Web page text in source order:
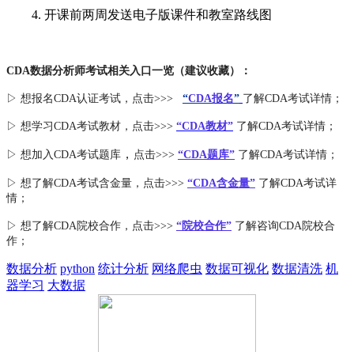
4. 开课前两周发送电子版课件和教室路线图
CDA数据分析师考试相关入口一览（建议收藏）：
▷ 想报名CDA认证考试，点击>>> “CDA报名” 了解CDA考试详情；
▷ 想学习CDA考试教材，点击>>> “CDA教材” 了解CDA考试详情；
▷ 想加入CDA考试题库 ， 点击>>> “CDA题库” 了解CDA考试详情；
▷ 想了解CDA考试含金量 ，点击>>> “CDA含金量” 了解CDA考试详
情；
▷ 想了解CDA院校合作 ，点击>>> “院校合作” 了解咨询CDA院校合
作；
数据分析 python 统计分析 网络爬虫 数据可视化 数据清洗 机
器学习 大数据